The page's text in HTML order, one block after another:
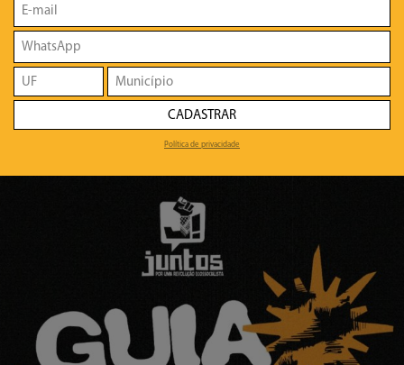
CADASTRAR
Política de privacidade